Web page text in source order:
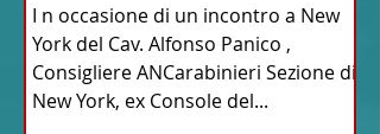
Parrulli
I n occasione di un incontro a New
York del Cav. Alfonso Panico ,
Consigliere ANCarabinieri Sezione di
New York, ex Console del...